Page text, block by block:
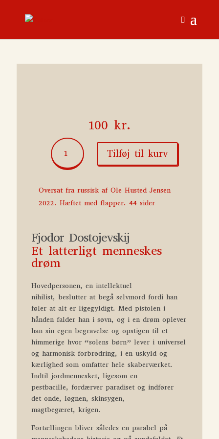
100 kr.
Et
latterligt
menneskes
antal
Tilføj til kurv
Oversat fra russisk af Ole Husted Jensen
2022. Hæftet med flapper. 44 sider
Fjodor Dostojevskij
Et latterligt menneskes
drøm
Hovedpersonen, en intellektuel
nihilist, beslutter at begå selvmord fordi han
føler at alt er ligegyldigt. Med pistolen i
hånden falder han i søvn, og i en drøm oplever
han sin egen begravelse og opstigen til et
himmerige hvor “solens børn” lever i universel
og harmonisk forbrødring, i en uskyld og
kærlighed som omfatter hele skaberværket.
Indtil jordmennesket, ligesom en
pestbacille, fordærver paradiset og indfører
det onde, løgnen, skinsygen,
magtbegæret, krigen.
Fortællingen bliver således en parabel på